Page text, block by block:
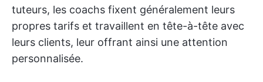
tuteurs, les coachs fixent généralement leurs
propres tarifs et travaillent en tête-à-tête avec
leurs clients, leur offrant ainsi une attention
personnalisée.